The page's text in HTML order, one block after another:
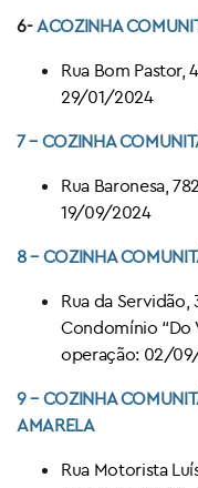
6- ACOZINHA
Rua Bom Pastor,
29/01/2024
7 – COZINHA
Rua Baronesa,
19/09/2024
8 – COZINHA
Rua da Servidão,
Condomínio “Do
operação: 02/
9 – COZINHA
AMARELA
Rua Motorista